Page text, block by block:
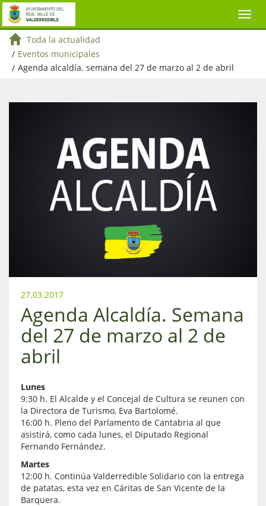
Toda la actualidad
/ Eventos municipales
/ Agenda alcaldía. semana del 27 de marzo al 2 de abril
27.03.2017
Agenda Alcaldía. Semana
del 27 de marzo al 2 de
abril
Lunes
9:30 h. El Alcalde y el Concejal de Cultura se reunen con
la Directora de Turismo, Eva Bartolomé.
16:00 h. Pleno del Parlamento de Cantabria al que
asistirá, como cada lunes, el Diputado Regional
Fernando Fernández.
Martes
12:00 h. Continúa Valderredible Solidario con la entrega
de patatas, esta vez en Cáritas de San Vicente de la
Barquera.